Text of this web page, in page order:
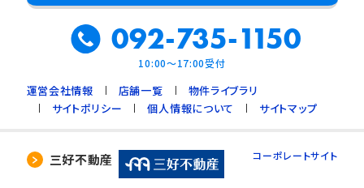
092-735-1150
10:00～17:00受付
運営会社情報 店舗一覧
物件ライブラリ
サイトポリシー
個人情報について サイトマップ
三好不動産 コーポレートサイト